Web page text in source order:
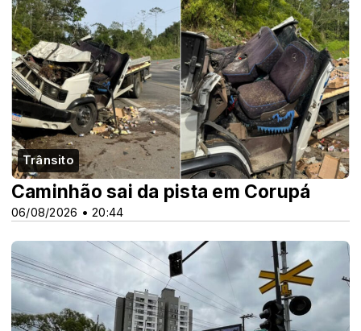
Trânsito
06/08/2026 • 20:44
Caminhão sai da pista em Corupá